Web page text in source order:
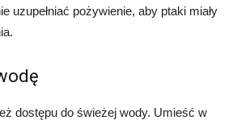
uzupełniać pożywienie, aby ptaki miały
dostępu do świeżej wody. Umieść w